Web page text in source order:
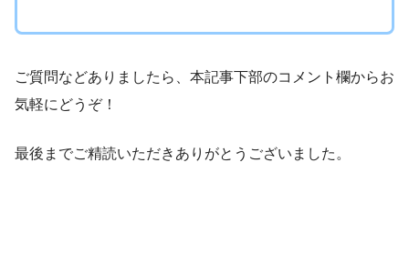
ご質問などありましたら、本記事下部のコメント欄からお
気軽にどうぞ！
最後までご精読いただきありがとうございました。